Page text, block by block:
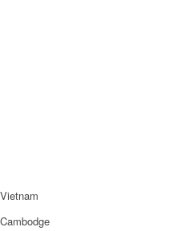
Vietnam
Cambodge